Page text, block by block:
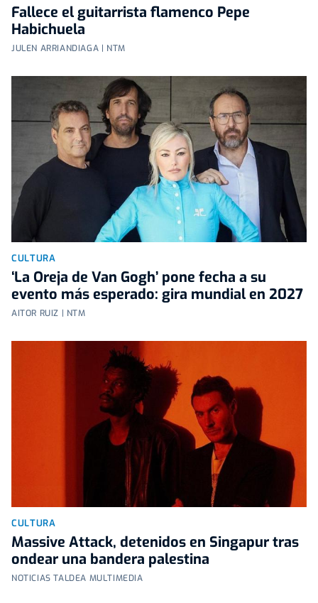
Fallece el guitarrista flamenco Pepe
Habichuela
JULEN ARRIANDIAGA | NTM
CULTURA
‘La Oreja de Van Gogh’ pone fecha a su
evento más esperado: gira mundial en 2027
AITOR RUIZ | NTM
CULTURA
Massive Attack, detenidos en Singapur tras
ondear una bandera palestina
NOTICIAS TALDEA MULTIMEDIA